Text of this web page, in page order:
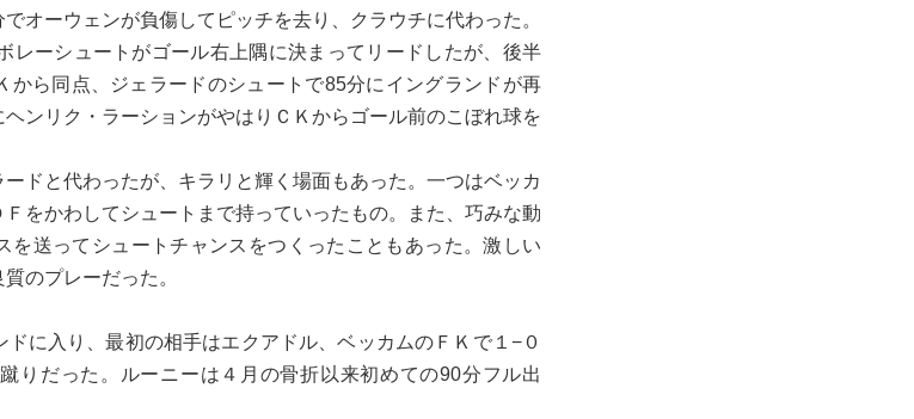
オーウェンが負傷してピッチを去り、クラウチに代わった。
レーシュートがゴール右上隅に決まってリードしたが、後半
から同点、ジェラードのシュートで85分にイングランドが再
ンリク・ラーションがやはりＣＫからゴール前のこぼれ球を
ドと代わったが、キラリと輝く場面もあった。一つはベッカ
をかわしてシュートまで持っていったもの。また、巧みな動
を送ってシュートチャンスをつくったこともあった。激しい
のプレーだった。
に入り、最初の相手はエクアドル、ベッカムのＦＫで１−０
りだった。ルーニーは４月の骨折以来初めての90分フル出